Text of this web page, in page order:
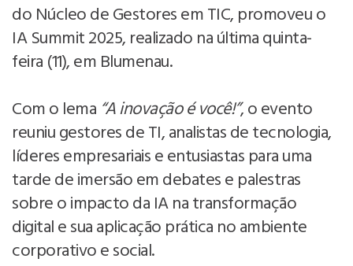
do Núcleo de Gestores em TIC, promoveu o
IA Summit 2025, realizado na última quinta-
feira (11), em Blumenau.
Com o lema “A inovação é você!”, o evento
reuniu gestores de TI, analistas de tecnologia,
líderes empresariais e entusiastas para uma
tarde de imersão em debates e palestras
sobre o impacto da IA na transformação
digital e sua aplicação prática no ambiente
corporativo e social.